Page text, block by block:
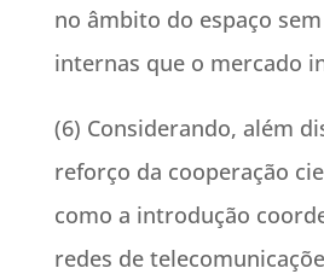
no âmbito do espaço
internas que o mercado
(6) Considerando, além
reforço da cooperação
como a introdução
redes de